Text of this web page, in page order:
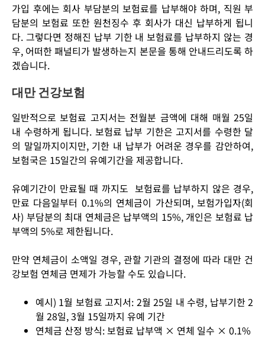
가입 후에는 회사 부담분의 보험료를 납부해야 하며, 직원 부
담분의 보험료 또한 원천징수 후 회사가 대신 납부하게 됩니
다. 그렇다면 정해진 납부 기한 내 보험료를 납부하지 않는 경
우, 어떠한 패널티가 발생하는지 본문을 통해 안내드리도록 하
겠습니다.
대만 건강보험
일반적으로 보험료 고지서는 전월분 금액에 대해 매월 25일
내 수령하게 됩니다. 보험료 납부 기한은 고지서를 수령한 달
의 말일까지이지만, 기한 내 납부가 어려운 경우를 감안하여,
보험국은 15일간의 유예기간을 제공합니다.
유예기간이 만료될 때 까지도 보험료를 납부하지 않은 경우,
만료 다음일부터 0.1%의 연체금이 가산되며, 보험가입자(회
사) 부담분의 최대 연체금은 납부액의 15%, 개인은 보험료 납
부액의 5%로 제한됩니다.
만약 연체금이 소액일 경우, 관할 기관의 결정에 따라 대만 건
강보험 연체금 면제가 가능할 수도 있습니다.
예시) 1월 보험료 고지서: 2월 25일 내 수령, 납부기한 2
월 28일, 3월 15일까지 유예 기간
연체금 산정 방식: 보험료 납부액 × 연체 일수 × 0.1%